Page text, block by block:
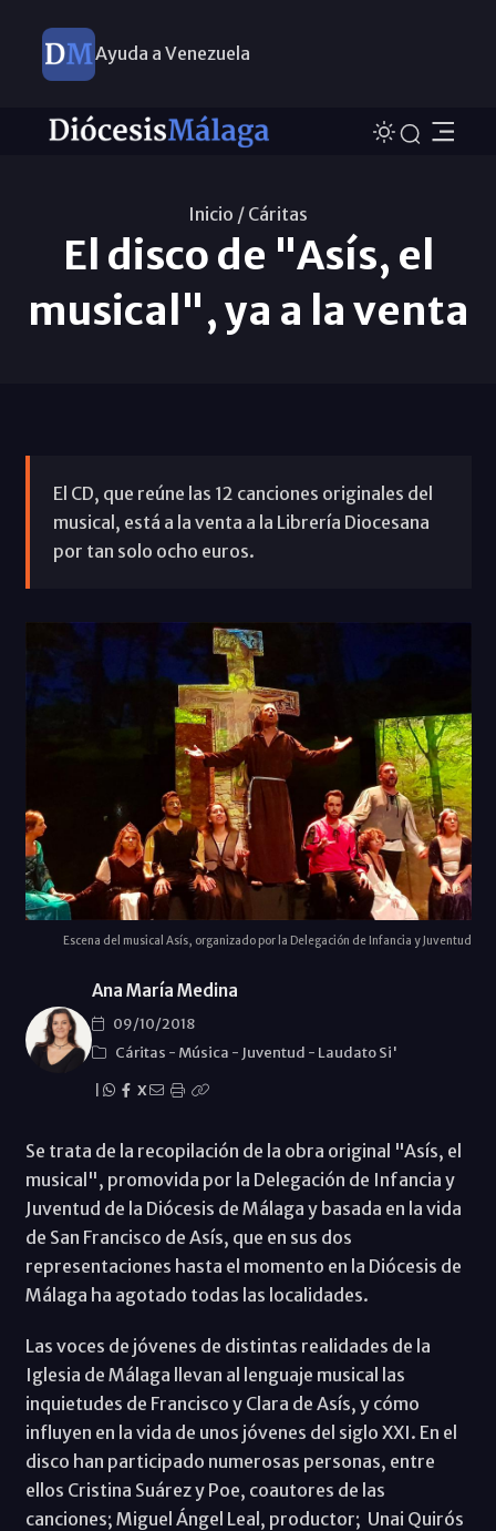
Ayuda a Venezuela
Inicio / Cáritas
El disco de "Asís, el
musical", ya a la venta
El CD, que reúne las 12 canciones originales del
musical, está a la venta a la Librería Diocesana
por tan solo ocho euros.
Escena del musical Asís, organizado por la Delegación de Infancia y Juventud
Ana María Medina
09/10/2018
Cáritas - Música - Juventud - Laudato Si'
X
Se trata de la recopilación de la obra original "Asís, el
musical", promovida por la Delegación de Infancia y
Juventud de la Diócesis de Málaga y basada en la vida
de San Francisco de Asís, que en sus dos
representaciones hasta el momento en la Diócesis de
Málaga ha agotado todas las localidades.
Las voces de jóvenes de distintas realidades de la
Iglesia de Málaga llevan al lenguaje musical las
inquietudes de Francisco y Clara de Asís, y cómo
influyen en la vida de unos jóvenes del siglo XXI. En el
disco han participado numerosas personas, entre
ellos Cristina Suárez y Poe, coautores de las
canciones; Miguel Ángel Leal, productor; Unai Quirós